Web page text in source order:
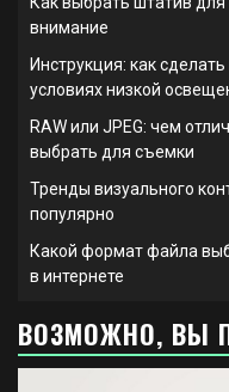
внимание
Инструкция: как
условиях низкой
RAW или JPEG: чем
выбрать для съемки
Тренды визуального
популярно
Какой формат файла
в интернете
ВОЗМОЖНО, ВЫ